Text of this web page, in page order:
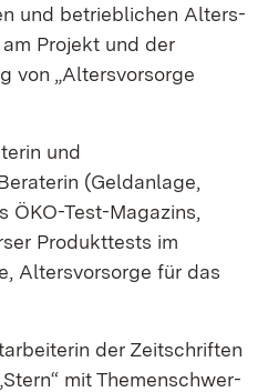
und betrieblichen Alters­
Projekt und der
von „Altersvorsorge
und
(Geldanlage,
ÖKO-Test-Magazins,
Produkttests im
Altersvorsorge für das
der Zeitschriften
„Stern“ mit Themenschwer­